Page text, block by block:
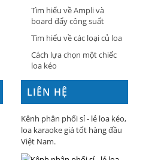
Tìm hiểu về Ampli và
board đẩy công suất
Tìm hiểu về các loại củ loa
Cách lựa chọn một chiếc
loa kéo
LIÊN HỆ
Kênh phân phối sỉ - lẻ loa kéo,
loa karaoke giá tốt hàng đầu
Việt Nam.